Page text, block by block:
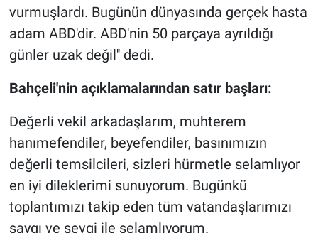
vurmuşlardı. Bugünün dünyasında gerçek hasta
adam ABD'dir. ABD'nin 50 parçaya ayrıldığı
günler uzak değil'' dedi.
Bahçeli'nin açıklamalarından satır başları:
Değerli vekil arkadaşlarım, muhterem
hanımefendiler, beyefendiler, basınımızın
değerli temsilcileri, sizleri hürmetle selamlıyor
en iyi dileklerimi sunuyorum. Bugünkü
toplantımızı takip eden tüm vatandaşlarımızı
saygı ve sevgi ile selamlıyorum.